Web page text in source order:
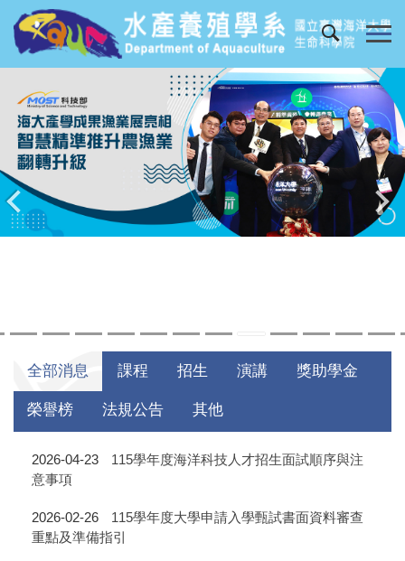
跳
到
主
要
容
區
全部消息 課程 招生 演講 獎助學金
榮譽榜 法規公告 其他
2026-04-23
115學年度海洋科技人才招生面試順序與注
意事項
2026-02-26
115學年度大學申請入學甄試書面資料審查
重點及準備指引